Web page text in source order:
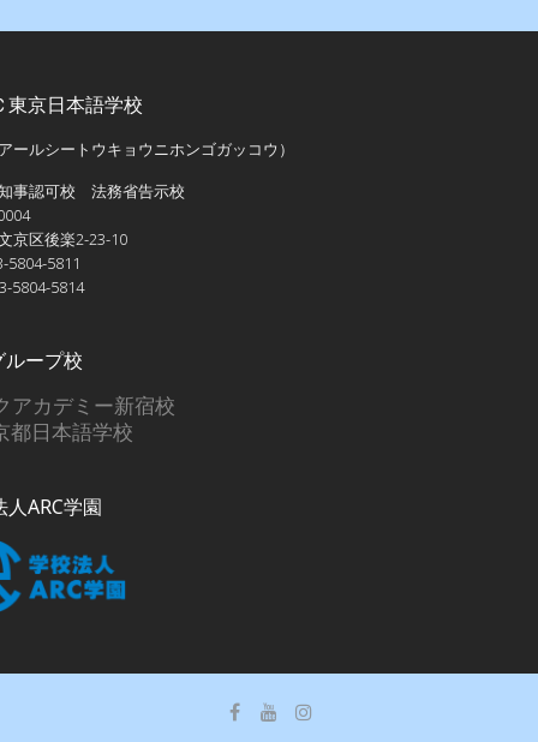
東京日本語学校
アールシートウキョウニホンゴガッコウ）
事認可校 法務省告示校
京区後楽2-23-10
5804-5811
5804-5814
ループ校
アカデミー新宿校
都日本語学校
人ARC学園